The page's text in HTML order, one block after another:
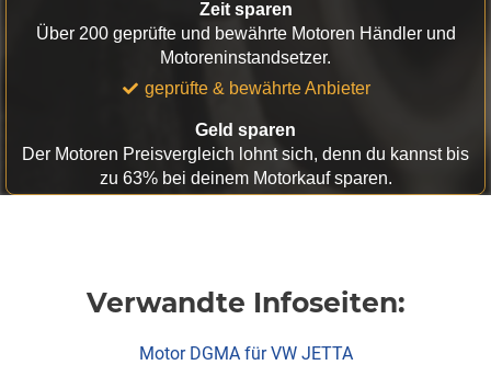
Zeit sparen
Über 200 geprüfte und bewährte Motoren Händler und
Motoreninstandsetzer.
geprüfte & bewährte Anbieter
Geld sparen
Der Motoren Preisvergleich lohnt sich, denn du kannst bis
zu 63% bei deinem Motorkauf sparen.
Verwandte Infoseiten:
Motor DGMA für VW JETTA